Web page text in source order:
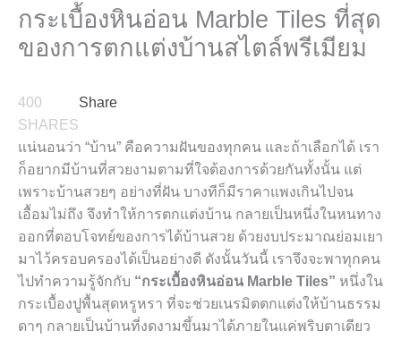
กระเบื้องหินอ่อน Marble Tiles ที่สุด
ของการตกแต่งบ้านสไตล์พรีเมียม
400
SHARES
Share
แน่นอนว่า “บ้าน” คือความฝันของทุกคน และถ้าเลือกได้ เรา
ก็อยากมีบ้านที่สวยงามตามที่ใจต้องการด้วยกันทั้งนั้น แต่
เพราะบ้านสวยๆ อย่างที่ฝัน บางทีก็มีราคาแพงเกินไปจน
เอื้อมไม่ถึง จึงทำให้การตกแต่งบ้าน กลายเป็นหนึ่งในหนทาง
ออกที่ตอบโจทย์ของการได้บ้านสวย ด้วยงบประมาณย่อมเยา
มาไว้ครอบครองได้เป็นอย่างดี ดังนั้นวันนี้ เราจึงจะพาทุกคน
ไปทำความรู้จักกับ “กระเบื้องหินอ่อน Marble Tiles” หนึ่งใน
กระเบื้องปูพื้นสุดหรูหรา ที่จะช่วยเนรมิตตกแต่งให้บ้านธรรม
ดาๆ กลายเป็นบ้านที่งดงามขึ้นมาได้ภายในแค่พริบตาเดียว